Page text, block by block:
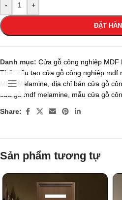
- +
ĐẶT
Danh mục: Cửa gỗ công nghiệp MDF
Thẻ:
cấu tạo cửa gỗ công nghiệp mdf
MDF Melamine địa chỉ bán cửa gỗ
cửa gỗ mdf melamine mẫu cửa gỗ
Share:
Sản phẩm tương tự